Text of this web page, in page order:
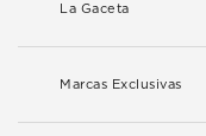
La Gaceta
Marcas Exclusivas